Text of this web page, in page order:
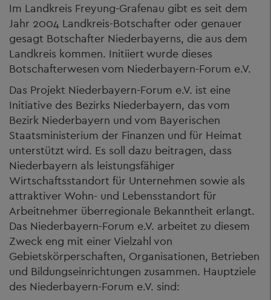
Im Landkreis Freyung-Grafenau gibt es seit dem
Jahr 2004 Landkreis-Botschafter oder genauer
gesagt Botschafter Niederbayerns, die aus dem
Landkreis kommen. Initiiert wurde dieses
Botschafterwesen vom Niederbayern-Forum e.V.
Das Projekt Niederbayern-Forum e.V. ist eine
Initiative des Bezirks Niederbayern, das vom
Bezirk Niederbayern und vom Bayerischen
Staatsministerium der Finanzen und für Heimat
unterstützt wird. Es soll dazu beitragen, dass
Niederbayern als leistungsfähiger
Wirtschaftsstandort für Unternehmen sowie als
attraktiver Wohn- und Lebensstandort für
Arbeitnehmer überregionale Bekanntheit erlangt.
Das Niederbayern-Forum e.V. arbeitet zu diesem
Zweck eng mit einer Vielzahl von
Gebietskörperschaften, Organisationen, Betrieben
und Bildungseinrichtungen zusammen. Hauptziele
des Niederbayern-Forum e.V. sind: